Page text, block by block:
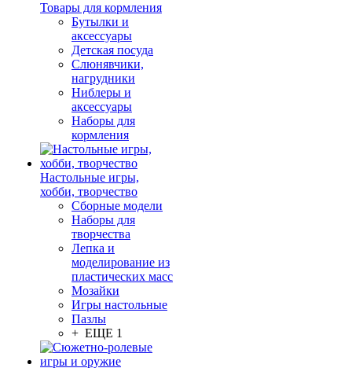
Товары для кормления
Бутылки и
аксессуары
Детская посуда
Слюнявчики,
нагрудники
Ниблеры и
аксессуары
Наборы для
кормления
Настольные игры,
хобби, творчество
Сборные модели
Наборы для
творчества
Лепка и
моделирование из
пластических масс
Мозайки
Игры настольные
Пазлы
+ ЕЩЕ 1